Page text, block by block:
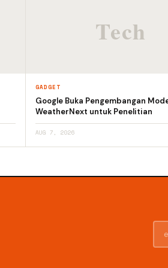
GADGET
Google Buka Pengembangan
WeatherNext untuk Penelitian
AUG 7, 2026